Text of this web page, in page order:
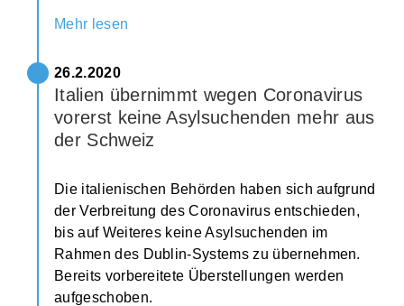
Mehr lesen
26.2.2020
Italien übernimmt wegen Coronavirus
vorerst keine Asylsuchenden mehr aus
der Schweiz
Die italienischen Behörden haben sich aufgrund
der Verbreitung des Coronavirus entschieden,
bis auf Weiteres keine Asylsuchenden im
Rahmen des Dublin-Systems zu übernehmen.
Bereits vorbereitete Überstellungen werden
aufgeschoben.